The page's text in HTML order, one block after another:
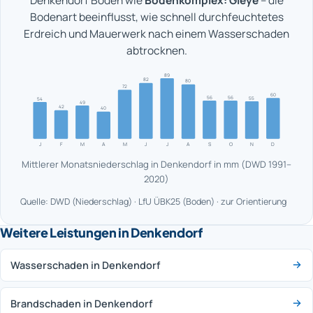
Bodenart beeinflusst, wie schnell durchfeuchtetes
Erdreich und Mauerwerk nach einem Wasserschaden
abtrocknen.
J
54
F
42
M
49
A
40
M
72
J
82
J
89
A
80
S
56
O
56
N
55
D
60
Mittlerer Monatsniederschlag in Denkendorf in mm (DWD 1991–
2020)
Quelle: DWD (Niederschlag) · LfU ÜBK25 (Boden) · zur Orientierung
Weitere Leistungen in Denkendorf
Wasserschaden in Denkendorf
Brandschaden in Denkendorf